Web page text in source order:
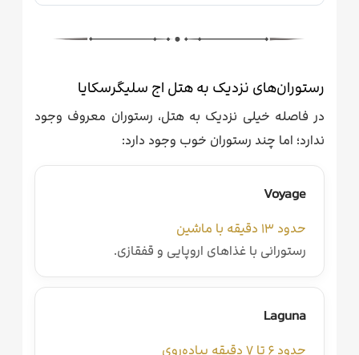
رستوران‌های نزدیک به هتل اج سلیگرسکایا
در فاصله خیلی نزدیک به هتل، رستوران معروف وجود
ندارد؛ اما چند رستوران خوب وجود دارد:
Voyage
حدود ۱۳ دقیقه با ماشین
رستورانی با غذاهای اروپایی و قفقازی.
Laguna
حدود ۶ تا ۷ دقیقه پیاده‌روی